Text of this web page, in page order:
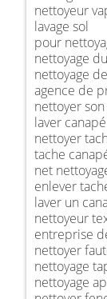
nettoyeur
lavage sol
pour
nettoyage
nettoyage
agence de
nettoyer
laver
nettoyer
tache
net
enlever
laver un
nettoyeur
entreprise
nettoyer
nettoyage
nettoyage